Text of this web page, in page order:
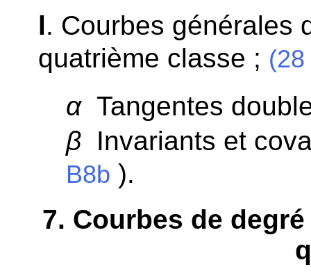
l. Courbes générales
quatrième classe ;
αTangentes
β Invariants et
B8b ).
7. Courbes de